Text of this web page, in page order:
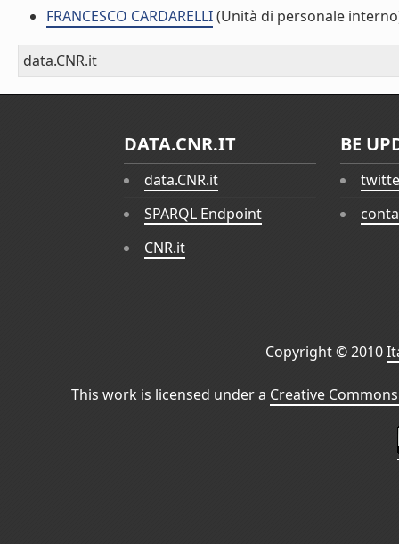
FRANCESCO CARDARELLI(Unità di personale
data.CNR.it
DATA.CNR.IT
data.CNR.it
SPARQL Endpoint
CNR.it
BE
Copyright © 2010
This work is licensed under a Creative